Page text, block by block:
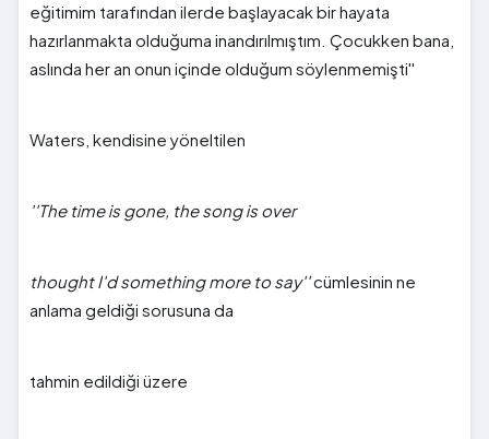
eğitimim tarafından ilerde başlayacak bir hayata
hazırlanmakta olduğuma inandırılmıştım. Çocukken bana,
aslında her an onun içinde olduğum söylenmemişti''
Waters, kendisine yöneltilen
''The time is gone, the song is over
thought I'd something more to say''cümlesinin ne
anlama geldiği sorusuna da
tahmin edildiği üzere